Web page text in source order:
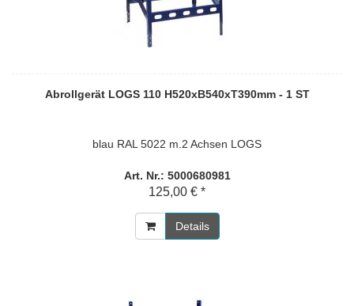
Abrollgerät LOGS 110 H520xB540xT390mm - 1 ST
blau RAL 5022 m.2 Achsen LOGS
Art. Nr.: 5000680981
125,00 € *
Details